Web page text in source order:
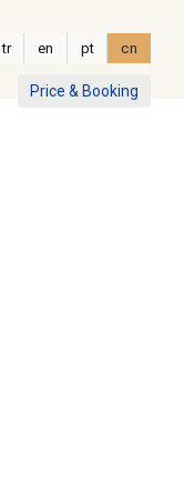
tr en pt cn
Price & Booking